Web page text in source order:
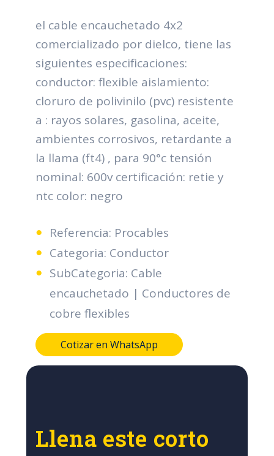
el cable encauchetado 4x2
comercializado por dielco, tiene las
siguientes especificaciones:
conductor: flexible aislamiento:
cloruro de polivinilo (pvc) resistente
a : rayos solares, gasolina, aceite,
ambientes corrosivos, retardante a
la llama (ft4) , para 90°c tensión
nominal: 600v certificación: retie y
ntc color: negro
Referencia: Procables
Categoria: Conductor
SubCategoria: Cable
encauchetado | Conductores de
cobre flexibles
Cotizar en WhatsApp
Llena este corto